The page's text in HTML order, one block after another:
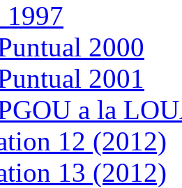
1997
2000
2001
a la
12 (2012)
13 (2012)